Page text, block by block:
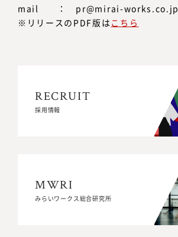
mail ： pr@mirai-works.co.jp
※リリースのPDF版はこちら
RECRUIT
採用情報
RECRUIT
採用情報
MWRI
みらいワークス総合研究所
MWRI
みらいワークス総合研究所